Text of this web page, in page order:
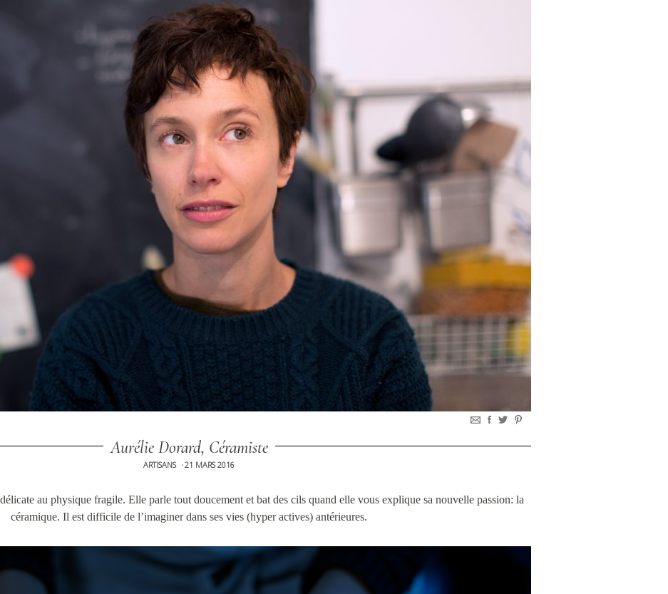
Aurélie Dorard, Céramiste
ARTISANS •21 MARS 2016
au physique fragile. Elle parle tout doucement et bat des cils quand elle vous explique sa nouvelle passion: la
céramique. Il est difficile de l’imaginer dans ses vies (hyper actives) antérieures.